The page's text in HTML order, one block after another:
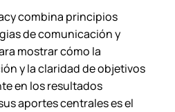
combina principios
de comunicación y
mostrar cómo la
y la claridad de objetivos
en los resultados
aportes centrales es el